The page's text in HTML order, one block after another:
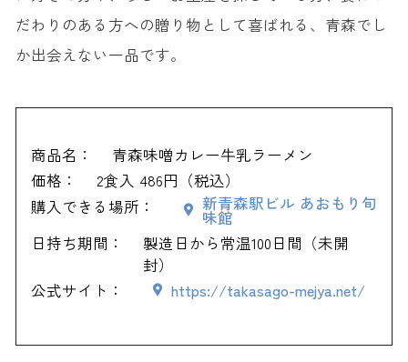
だわりのある方への贈り物として喜ばれる、青森でし
か出会えない一品です。
商品名：
青森味噌カレー牛乳ラーメン
価格：
2食入 486円（税込）
購入できる場所：
新青森駅ビル あおもり旬
味館
日持ち期間：
製造日から常温100日間（未開
封）
公式サイト：
https://takasago-mejya.net/